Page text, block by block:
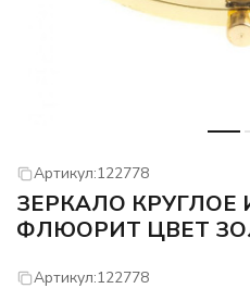
Артикул:122778
ЗЕРКАЛО КРУГЛОЕ
ФЛЮОРИТ ЦВЕТ
Артикул:122778